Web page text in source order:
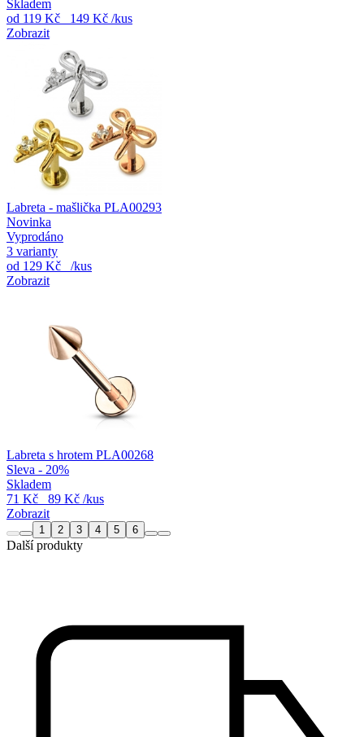
Skladem
od 119 Kč 149 Kč /kus
Zobrazit
Labreta - mašlička PLA00293
Novinka
Vyprodáno
3 varianty
od 129 Kč
/kus
Zobrazit
Labreta s hrotem PLA00268
Sleva - 20%
Skladem
71 Kč
89 Kč /kus
Zobrazit
1 2 3 4 5 6
Další produkty